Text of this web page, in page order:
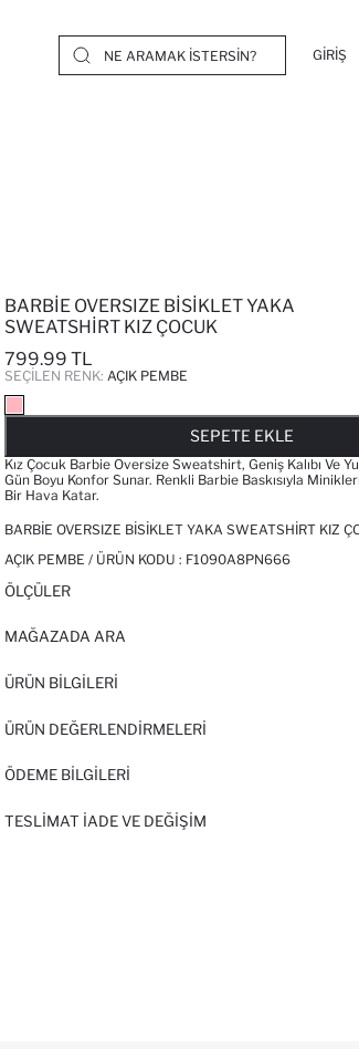
GIRIŞ
BARBIE OVERSIZE BISIKLET YAKA
SWEATSHIRT KIZ ÇOCUK
799.99 TL
SEÇILEN RENK: AÇIK PEMBE
SEPETE EKLE
Kız Çocuk Barbie Oversize Sweatshirt, Geniş Kalıbı Ve
Gün Boyu Konfor Sunar. Renkli Barbie Baskısıyla
Bir Hava Katar.
BARBIE OVERSIZE BISIKLET YAKA SWEATSHIRT KIZ
AÇIK PEMBE / ÜRÜN KODU : F1090A8PN666
ÖLÇÜLER
MAĞAZADA ARA
ÜRÜN BILGILERI
ÜRÜN DEĞERLENDİRMELERİ
ÖDEME BİLGİLERİ
TESLIMAT İADE VE DEĞIŞIM